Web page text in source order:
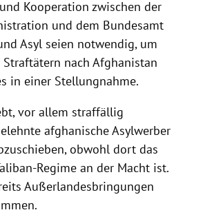
Kooperation zwischen der
und dem Bundesamt
Asyl seien notwendig, um
nach Afghanistan
in einer Stellungnahme.
vor allem straffällig
afghanische Asylwerber
obwohl dort das
Regime an der Macht ist.
Außerlandesbringungen